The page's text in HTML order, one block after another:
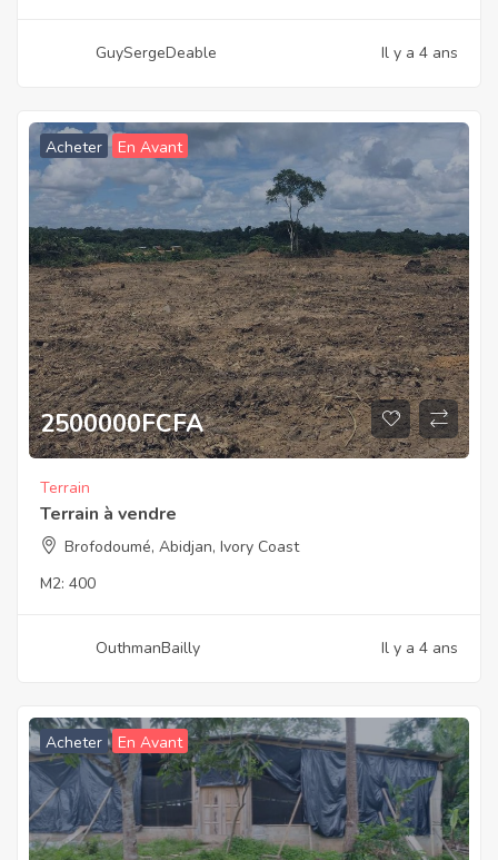
GuySergeDeable Il y a 4 ans
Acheter En Avant
2500000FCFA
Terrain
Terrain à vendre
Brofodoumé, Abidjan, Ivory Coast
M2: 400
OuthmanBailly Il y a 4 ans
Acheter En Avant